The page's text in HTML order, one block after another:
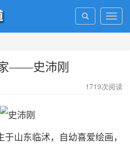
——史沛刚
1719次阅读
山东临沭，自幼喜爱绘画，